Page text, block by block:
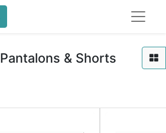
Pantalons & Shorts